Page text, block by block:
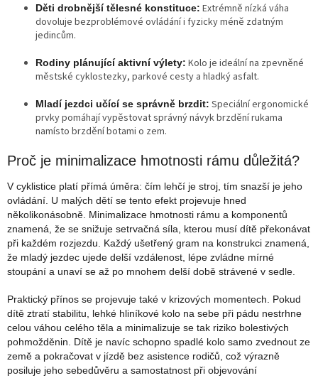
Děti drobnější tělesné konstituce: Extrémně nízká váha
dovoluje bezproblémové ovládání i fyzicky méně zdatným
jedincům.
Rodiny plánující aktivní výlety: Kolo je ideální na zpevněné
městské cyklostezky, parkové cesty a hladký asfalt.
Mladí jezdci učící se správně brzdit: Speciální ergonomické
prvky pomáhají vypěstovat správný návyk brzdění rukama
namísto brzdění botami o zem.
Proč je minimalizace hmotnosti rámu důležitá?
V cyklistice platí přímá úměra: čím lehčí je stroj, tím snazší je jeho
ovládání. U malých dětí se tento efekt projevuje hned
několikonásobně. Minimalizace hmotnosti rámu a komponentů
znamená, že se snižuje setrvačná síla, kterou musí dítě překonávat
při každém rozjezdu. Každý ušetřený gram na konstrukci znamená,
že mladý jezdec ujede delší vzdálenost, lépe zvládne mírné
stoupání a unaví se až po mnohem delší době strávené v sedle.
Praktický přínos se projevuje také v krizových momentech. Pokud
dítě ztratí stabilitu, lehké hliníkové kolo na sebe při pádu nestrhne
celou váhou celého těla a minimalizuje se tak riziko bolestivých
pohmožděnin. Dítě je navíc schopno spadlé kolo samo zvednout ze
země a pokračovat v jízdě bez asistence rodičů, což výrazně
posiluje jeho sebedůvěru a samostatnost při objevování